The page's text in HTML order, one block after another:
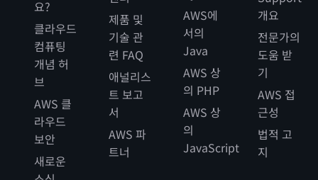
요?
클라우드
컴퓨팅
개념 허
브
AWS 클
라우드
보안
새로운
제품 및
기술 관
련 FAQ
애널리스
트 보고
서
AWS 파
트너
AWS에
서의
Java
AWS 상
의 PHP
AWS 상
의
JavaScript
개요
전문가의
도움 받
기
AWS 접
근성
법적 고
지